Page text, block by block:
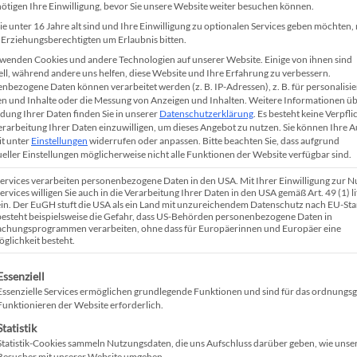
Profile von Kandidaten
vollautomatisch und
Organisation ist das A und
laden Sie komplette
Ihre Einwilligung, bevor Sie unsere Website weiter besuchen können.
unter 16 Jahre alt sind und Ihre Einwilligung zu optionalen Services geben möchten,
um Erlaubnis bitten.
Cookies und andere Technologien auf unserer Website. Einige von ihnen sind
während andere uns helfen, diese Website und Ihre Erfahrung zu verbessern.
Daten können verarbeitet werden (z. B. IP-Adressen), z. B. für
und Inhalte oder die Messung von Anzeigen und Inhalten. Weitere Informationen
Ihrer Daten finden Sie in unserer Datenschutzerklärung Es besteht keine
Ihrer Daten einzuwilligen, um dieses Angebot zu nutzen. Sie können Ihre
unterEinstellungen widerrufen oder anpassen. Bitte beachten Sie, dass aufgrund
Einstellungen möglicherweise nicht alle Funktionen der Website verfügbar sind.
verarbeiten personenbezogene Daten in den USA. Mit Ihrer Einwilligung zur
willigen Sie auch in die Verarbeitung Ihrer Daten in den USA gemäß Art. 49 (1)
Der EuGH stuft die USA als ein Land mit unzureichendem Datenschutz nach EU-
beispielsweise die Gefahr, dass US-Behörden personenbezogene Daten in
verarbeiten, ohne dass für Europäerinnen und Europäer eine
besteht.
eine Liste der Service-Gruppen, für die eine Einwilligung
Services ermöglichen grundlegende Funktionen und sind für das
der Website erforderlich.
Cookies sammeln Nutzungsdaten, die uns Aufschluss darüber geben, wie